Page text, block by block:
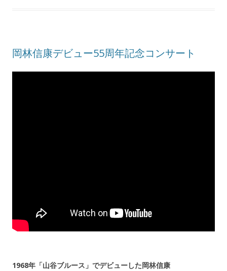
岡林信康デビュー55周年記念コンサート
1968年「山谷ブルース」でデビューした岡林信康